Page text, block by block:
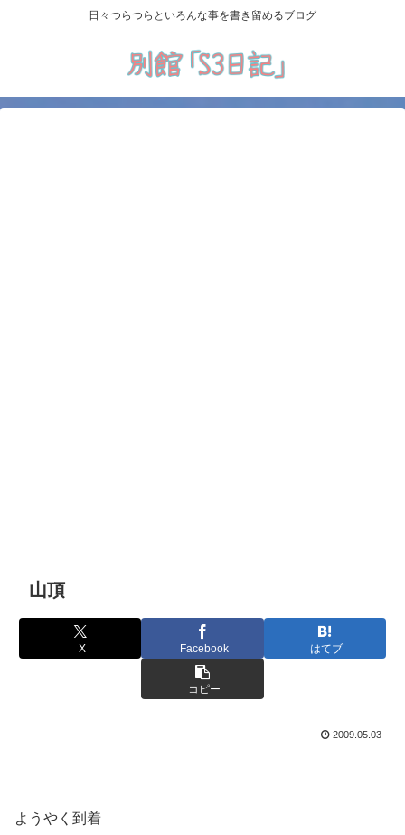
日々つらつらといろんな事を書き留めるブログ
山頂
X Facebook はてブ
コピー
2009.05.03
ようやく到着